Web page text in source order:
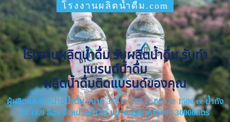
โรงงานผลิตน้ำดื่ม.com
โรงงานผลิตน้ำดื่ม รับผลิตน้ำดื่ม รับทำ
แบรนด์น้ำดื่ม
ผลิตน้ำดื่มติดแบรนด์ของคุณ
ผู้ผลิตและจำหน่ายน้ำดื่ม ขนาด 350 cc 500 cc 600 cc 1500 cc น้ำถัง
ใส 18.9 ลิตร จำหน่ายน้ำจืด ขนาดบรรทุก15000-30000ลิตร